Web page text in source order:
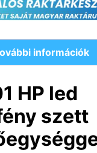
információk
HP led
szett